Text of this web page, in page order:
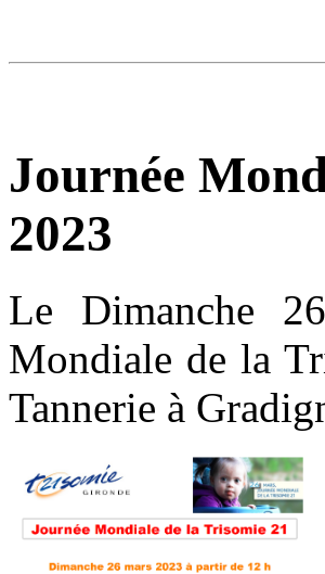
Journée
2023
Le Dimanche
Mondiale de la
Tannerie à